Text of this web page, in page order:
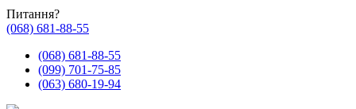
Питання?
(068) 681-88-55
(068) 681-88-55
(099) 701-75-85
(063) 680-19-94